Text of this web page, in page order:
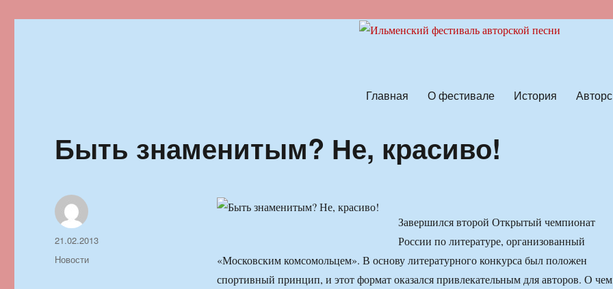
Главная О фестивале История
Быть знаменитым? Не, красиво!
Завершился второй Открытый чемпионат
России по литературе, организованный
«Московским комсомольцем». В основу литературного конкурса был положен
спортивный принцип, и этот формат оказался привлекательным для авторов. О чем
Автор
Опубликовано
21.02.2013
Рубрики
Новости